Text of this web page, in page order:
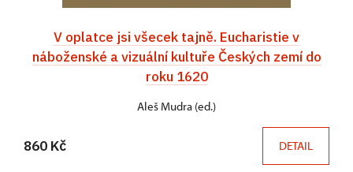
V oplatce jsi všecek tajně. Eucharistie v
náboženské a vizuální kultuře Českých zemí do
roku 1620
Aleš Mudra (ed.)
860 Kč DETAIL